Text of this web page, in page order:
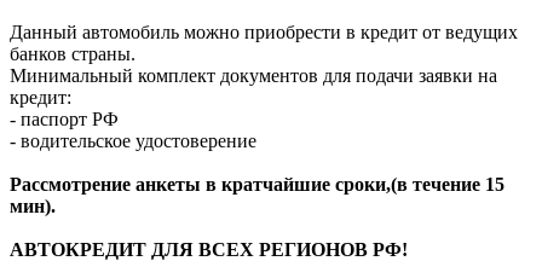
Данный автомобиль можно приобрести в кредит от ведущих
банков страны.
Минимальный комплект документов для подачи заявки на
кредит:
- паспорт РФ
- водительское удостоверение
Рассмотрение анкеты в кратчайшие сроки,(в течение 15
мин).
АВТОКРЕДИТ ДЛЯ ВСЕХ РЕГИОНОВ РФ!